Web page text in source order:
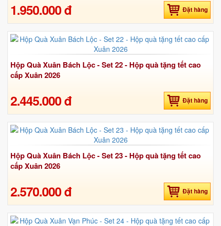
1.950.000 đ Đặt hàng
Hộp Quà Xuân Bách Lộc - Set 22 - Hộp quà tặng tết cao
cấp Xuân 2026
2.445.000 đ Đặt hàng
Hộp Quà Xuân Bách Lộc - Set 23 - Hộp quà tặng tết cao
cấp Xuân 2026
2.570.000 đ Đặt hàng